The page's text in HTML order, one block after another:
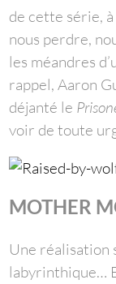
de cette série,
nous perdre,
les méandres
rappel, Aaron
déjanté le
voir de toute
MOTHER
Une réalisation
labyrinthique…